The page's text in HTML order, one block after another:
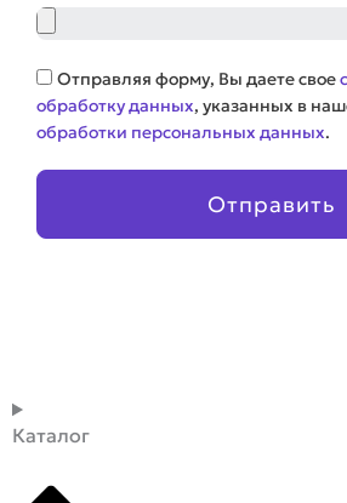
Файл
Соглашение
Отправляя форму, Вы даете свое
обработку данных, указанных в
обработки персональных данных.
Отправить
Каталог